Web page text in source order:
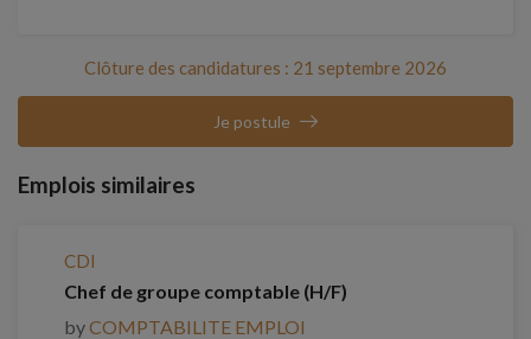
Clôture des candidatures : 21 septembre 2026
Je postule
Emplois similaires
CDI
Chef de groupe comptable (H/F)
byCOMPTABILITE EMPLOI